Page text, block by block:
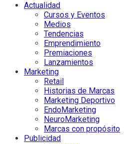
Actualidad
Cursos y Eventos
Medios
Tendencias
Emprendimiento
Premiaciones
Lanzamientos
Marketing
Retail
Historias de Marcas
Marketing Deportivo
EndoMarketing
NeuroMarketing
Marcas con propósito
Publicidad